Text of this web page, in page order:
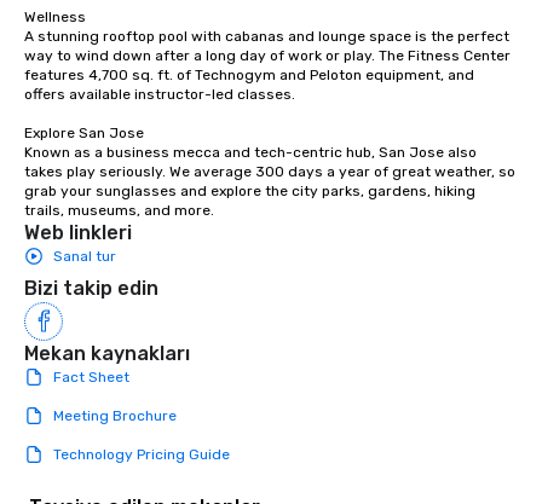
down at each venue and as you
traverse along the way. Our
experiences not only provide more
ways to network, but a more convivial
Lip Smacking Foodie Tours is ideal for
groups, small or large. Our
experiences can accommodate
groups from as few as 1 to as many
as 500 guests, making us an ideal
Stress-Free Booking Process Booking
a tour is stress-free and allows you to
enjoy the company of your guests
more easily. You’ll take comfort
of from the moment the tour is
booked to the minute it concludes.
have nothing to worry about. Just
Wellness
A stunning rooftop pool with cabanas and lounge space is the perfect
way to wind down after a long day of work or play. The Fitness Center
features 4,700 sq. ft. of Technogym and Peloton equipment, and
offers available instructor-led classes.
Explore San Jose
Known as a business mecca and tech-centric hub, San Jose also
takes play seriously. We average 300 days a year of great weather, so
grab your sunglasses and explore the city parks, gardens, hiking
trails, museums, and more.
Web linkleri
Sanal tur
Bizi takip edin
Mekan kaynakları
Fact Sheet
Meeting Brochure
Technology Pricing Guide